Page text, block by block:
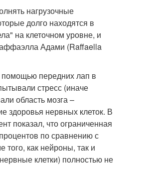
нагрузочные
долго находятся в
на клеточном уровне, и
Адами (Raffaella
помощью передних лап в
стресс (иначе
область мозга –
здоровья нервных клеток. В
показал, что ограниченная
по сравнению с
как нейроны, так и
клетки) полностью не